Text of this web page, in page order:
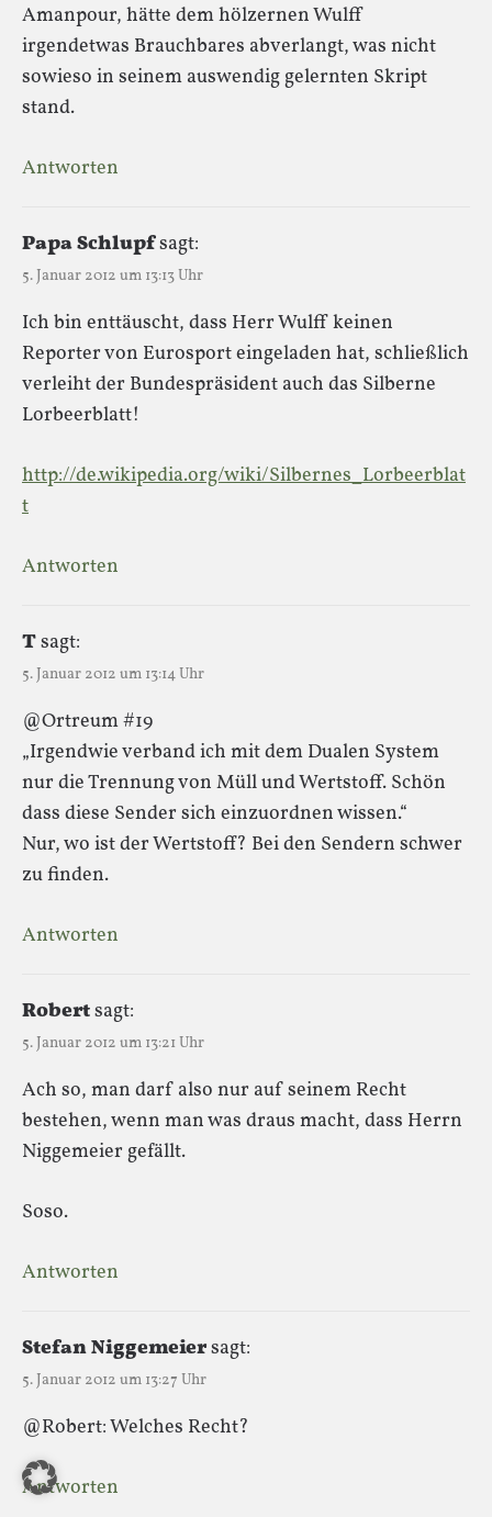
Amanpour, hätte dem hölzernen Wulff
irgendetwas Brauchbares abverlangt, was nicht
sowieso in seinem auswendig gelernten Skript
stand.
Antworten
Papa Schlupfsagt:
5. Januar 2012 um 13:13 Uhr
Ich bin enttäuscht, dass Herr Wulff keinen
Reporter von Eurosport eingeladen hat, schließlich
verleiht der Bundespräsident auch das Silberne
Lorbeerblatt!
http://de.wikipedia.org/wiki/Silbernes_Lorbeerblat
t
Antworten
Tsagt:
5. Januar 2012 um 13:14 Uhr
@Ortreum #19
„Irgendwie verband ich mit dem Dualen System
nur die Trennung von Müll und Wertstoff. Schön
dass diese Sender sich einzuordnen wissen.“
Nur, wo ist der Wertstoff? Bei den Sendern schwer
zu finden.
Antworten
Robertsagt:
5. Januar 2012 um 13:21 Uhr
Ach so, man darf also nur auf seinem Recht
bestehen, wenn man was draus macht, dass Herrn
Niggemeier gefällt.
Soso.
Antworten
Stefan Niggemeiersagt:
5. Januar 2012 um 13:27 Uhr
@Robert: Welches Recht?
Antworten